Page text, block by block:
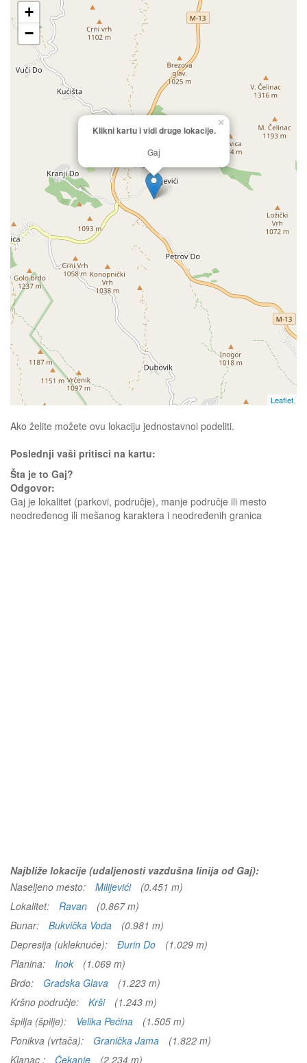
Klikni kartu i vidi druge lokacije.
Gaj
×
+
−
Leaflet
Ako želite možete ovu lokaciju jednostavnoi podeliti.
Poslednji vaši pritisci na kartu:
Šta je to Gaj?
Odgovor:
Gaj je lokalitet (parkovi, područje), manje područje ili mesto
neodređenog ili mešanog karaktera i neodređenih granica
Najbliže lokacije (udaljenosti vazdušna linija od Gaj):
Naseljeno mesto:
Milijevići
(0.451 m)
Lokalitet:
Ravan
(0.867 m)
Bunar:
Bukvička Voda
(0.981 m)
Depresija (ukleknuće):
Đurin Do
(1.029 m)
Planina:
Inok
(1.069 m)
Brdo:
Gradska Glava
(1.223 m)
Kršno područje:
Krši
(1.243 m)
špilja (špilje):
Velika Pećina
(1.505 m)
Ponikva (vrtača):
Granička Jama
(1.822 m)
Klanac :
Čekanje (2.234 m)